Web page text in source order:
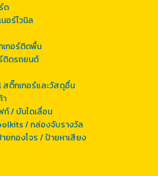
ด
อร์ไวนิล
เกอร์ติดพื้น
ติดรถยนต์
สติ๊กเกอร์และวัสดุอื่น
/ บันไดเลื่อน
/ กล่องจับรางวัล
ยกองโจร / ป้ายหาเสียง